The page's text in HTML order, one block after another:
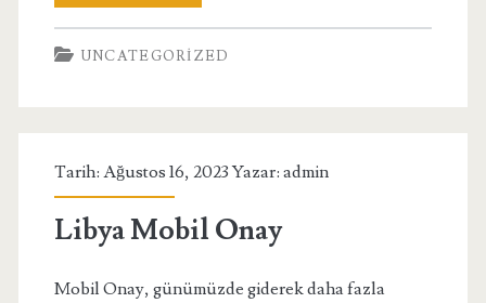
Kıbrıscık
Nöbetçi
UNCATEGORIZED
Tarih: Ağustos 16, 2023 Yazar: admin
Libya Mobil Onay
Mobil Onay, günümüzde giderek daha fazla